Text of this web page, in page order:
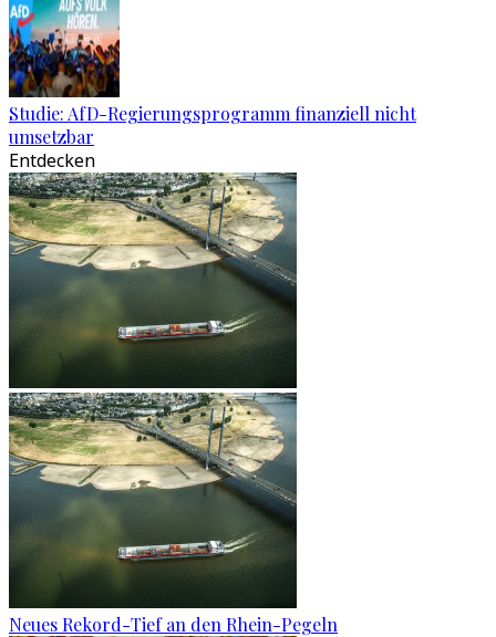
Studie: AfD-Regierungsprogramm finanziell nicht
umsetzbar
Entdecken
Neues Rekord-Tief an den Rhein-Pegeln